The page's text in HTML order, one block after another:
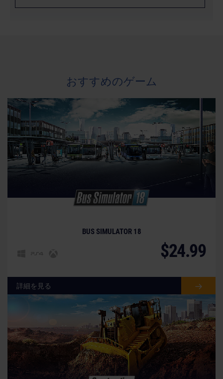
おすすめのゲーム
BUS SIMULATOR 18
$24.99
詳細を見る